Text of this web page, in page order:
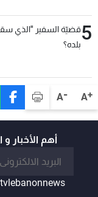
A+
A-
5قضيّة السفير "الذي
بلده؟
أهم الأخبار